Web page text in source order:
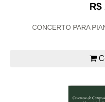
R$
CONCERTO PARA